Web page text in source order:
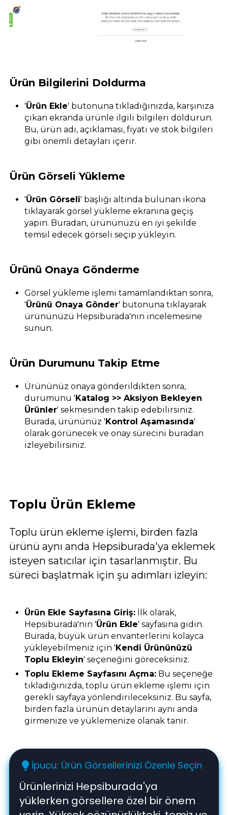
Ürün Bilgilerini Doldurma
'Ürün Ekle' butonuna tıkladığınızda, karşınıza
çıkan ekranda ürünle ilgili bilgileri doldurun.
Bu, ürün adı, açıklaması, fiyatı ve stok bilgileri
gibi önemli detayları içerir.
Ürün Görseli Yükleme
'Ürün Görseli' başlığı altında bulunan ikona
tıklayarak görsel yükleme ekranına geçiş
yapın. Buradan, ürününüzü en iyi şekilde
temsil edecek görseli seçip yükleyin.
Ürünü Onaya Gönderme
Görsel yükleme işlemi tamamlandıktan sonra,
'Ürünü Onaya Gönder' butonuna tıklayarak
ürününüzü Hepsiburada'nın incelemesine
sunun.
Ürün Durumunu Takip Etme
Ürününüz onaya gönderildikten sonra,
durumunu 'Katalog >> Aksiyon Bekleyen
Ürünler' sekmesinden takip edebilirsiniz.
Burada, ürününüz 'Kontrol Aşamasında'
olarak görünecek ve onay sürecini buradan
izleyebilirsiniz.
Toplu Ürün Ekleme
Toplu ürün ekleme işlemi, birden fazla
ürünü aynı anda Hepsiburada'ya eklemek
isteyen satıcılar için tasarlanmıştır. Bu
süreci başlatmak için şu adımları izleyin:
Ürün Ekle Sayfasına Giriş: İlk olarak,
Hepsiburada'nın 'Ürün Ekle' sayfasına gidin.
Burada, büyük ürün envanterlerini kolayca
yükleyebilmeniz için 'Kendi Ürününüzü
Toplu Ekleyin' seçeneğini göreceksiniz.
Toplu Ekleme Sayfasını Açma: Bu seçeneğe
tıkladığınızda, toplu ürün ekleme işlemi için
gerekli sayfaya yönlendirileceksiniz. Bu sayfa,
birden fazla ürünün detaylarını aynı anda
girmenize ve yüklemenize olanak tanır.
lightbulb İpucu: Ürün Görsellerinizi Özenle Seçin
Ürünlerinizi Hepsiburada'ya
yüklerken görsellere özel bir önem